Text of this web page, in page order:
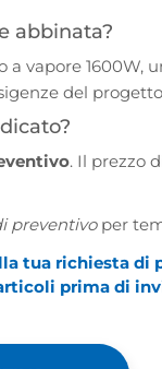
abbinata?
vapore 1600W,
del
. Il prezzo
preventivoper
tua richiesta di
prima di